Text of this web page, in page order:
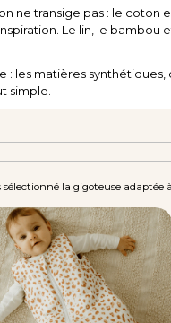
ne transige pas : le coton
Le lin, le bambou
: les matières
simple.
sélectionné la gigoteuse adaptée